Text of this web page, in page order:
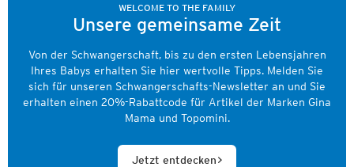
WELCOME TO THE FAMILY
Unsere gemeinsame Zeit
Von der Schwangerschaft, bis zu den ersten Lebensjahren
Ihres Babys erhalten Sie hier wertvolle Tipps. Melden Sie
sich für unseren Schwangerschafts-Newsletter an und Sie
erhalten einen 20%-Rabattcode für Artikel der Marken Gina
Mama und Topomini.
Jetzt entdecken